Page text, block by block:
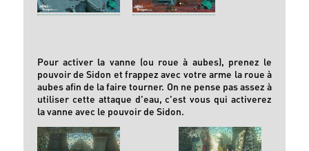
Pour activer la vanne (ou roue à aubes), prenez le
pouvoir de Sidon et frappez avec votre arme la roue à
aubes afin de la faire tourner. On ne pense pas assez à
utiliser cette attaque d'eau, c'est vous qui activerez
la vanne avec le pouvoir de Sidon.